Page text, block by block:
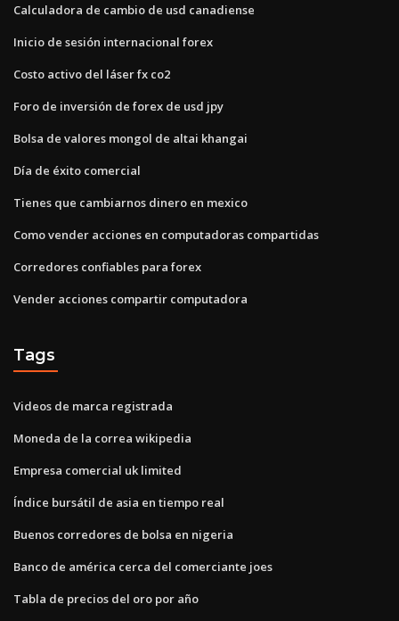
Calculadora de cambio de usd canadiense
Inicio de sesión internacional forex
Costo activo del láser fx co2
Foro de inversión de forex de usd jpy
Bolsa de valores mongol de altai khangai
Día de éxito comercial
Tienes que cambiarnos dinero en mexico
Como vender acciones en computadoras compartidas
Corredores confiables para forex
Vender acciones compartir computadora
Tags
Videos de marca registrada
Moneda de la correa wikipedia
Empresa comercial uk limited
Índice bursátil de asia en tiempo real
Buenos corredores de bolsa en nigeria
Banco de américa cerca del comerciante joes
Tabla de precios del oro por año